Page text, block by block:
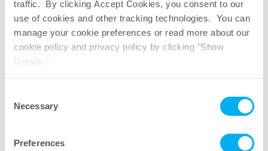
traffic. By clicking Accept Cookies, you consent to our
use of cookies and other tracking technologies. You can
manage your cookie preferences or read more about our
cookie policy and privacy policy by clicking "Show
Details."
Selection
Necessary
Preferences